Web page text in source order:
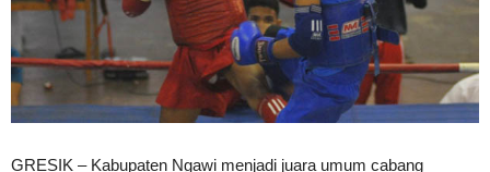
GRESIK – Kabupaten Ngawi menjadi juara umum cabang